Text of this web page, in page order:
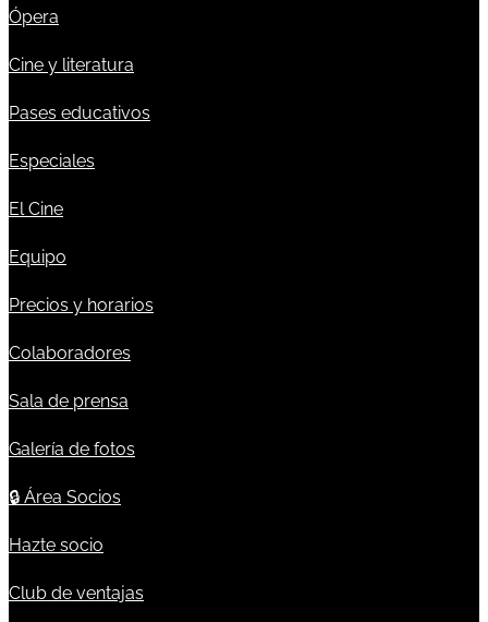
Ópera
Cine y literatura
Pases educativos
Especiales
El Cine
Equipo
Precios y horarios
Colaboradores
Sala de prensa
Galería de fotos
🔒 Área Socios
Hazte socio
Club de ventajas